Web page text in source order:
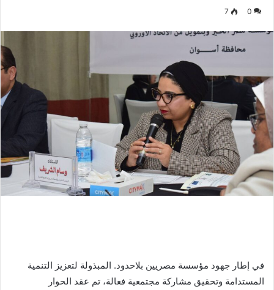
0
7
في إطار جهود مؤسسة مصريين بلاحدود. المبذولة لتعزيز التنمية
المستدامة وتحقيق مشاركة مجتمعية فعالة، تم عقد الحوار